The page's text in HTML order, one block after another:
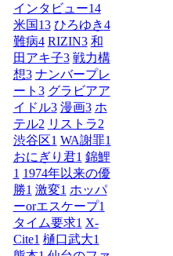
インタビュー14
米国13 ひろゆき4
難病4 RIZIN3 和
田アキ子3 戦力構
想3 ナンバープレ
ート 3 グラビアア
イドル3 漫画3 ホ
テル2 リストラ2
渋谷区1 WA謝罪1
おにぎり君1 錦鯉
1 1974年以来の優
勝1 激変1 ホッパ
ーorエスケープ1
タイム要求1 X-
Cite1 樋口武大1